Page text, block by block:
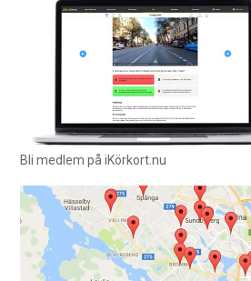
Bli medlem på iKörkort.nu